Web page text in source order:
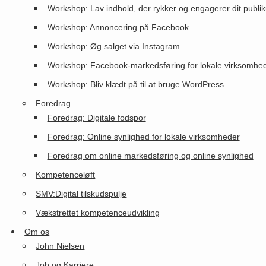
Workshop: Lav indhold, der rykker og engagerer dit
Workshop: Annoncering på Facebook
Workshop: Øg salget via Instagram
Workshop: Facebook-markedsføring for lokale
Workshop: Bliv klædt på til at bruge WordPress
Foredrag
Foredrag: Digitale fodspor
Foredrag: Online synlighed for lokale virksomheder
Foredrag om online markedsføring og online synlighed
Kompetenceløft
SMV:Digital tilskudspulje
Vækstrettet kompetenceudvikling
Om os
John Nielsen